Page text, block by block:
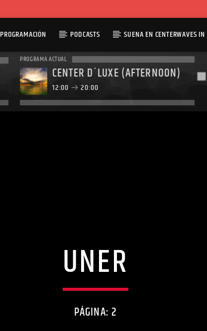
PROGRAMACIÓN PODCASTS SUENA EN CENTERWAVES IN
PROGRAMA ACTUAL
CENTER D´LUXE (AFTERNOON)
12:00 20:00
UNER
PÁGINA: 2